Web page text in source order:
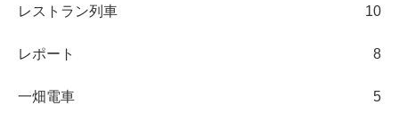
レストラン列車 10
レポート 8
一畑電車 5